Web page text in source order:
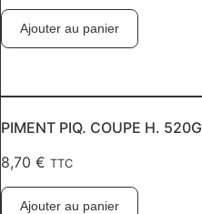
Ajouter au panier
PIMENT PIQ. COUPE H. 520G
8,70 € TTC
Ajouter au panier